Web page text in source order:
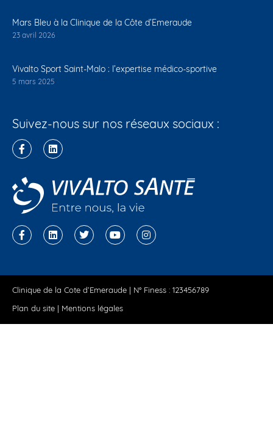
Mars Bleu à la Clinique de la Côte d’Emeraude
23 avril 2026
Vivalto Sport Saint-Malo : l’expertise médico-sportive
5 mars 2025
Suivez-nous sur nos réseaux sociaux :
Clinique de la Cote d’Emeraude | N° Finess : 123456789
Plan du site | Mentions légales